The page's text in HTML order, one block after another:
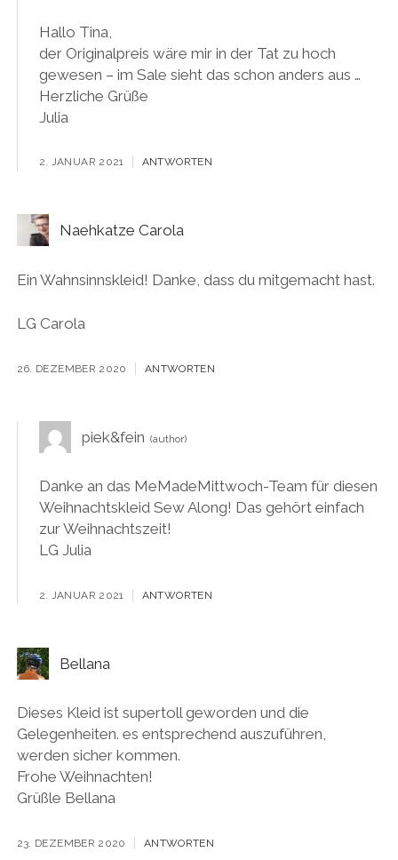
Hallo Tina,
der Originalpreis wäre mir in der Tat zu hoch
gewesen – im Sale sieht das schon anders aus …
Herzliche Grüße
Julia
2. JANUAR 2021 ANTWORTEN
Naehkatze Carola
Ein Wahnsinnskleid! Danke, dass du mitgemacht hast.
LG Carola
26. DEZEMBER 2020 ANTWORTEN
piek&fein
Danke an das MeMadeMittwoch-Team für diesen
Weihnachtskleid Sew Along! Das gehört einfach
zur Weihnachtszeit!
LG Julia
2. JANUAR 2021 ANTWORTEN
Bellana
Dieses Kleid ist supertoll geworden und die
Gelegenheiten. es entsprechend auszuführen,
werden sicher kommen.
Frohe Weihnachten!
Grüßle Bellana
23. DEZEMBER 2020 ANTWORTEN